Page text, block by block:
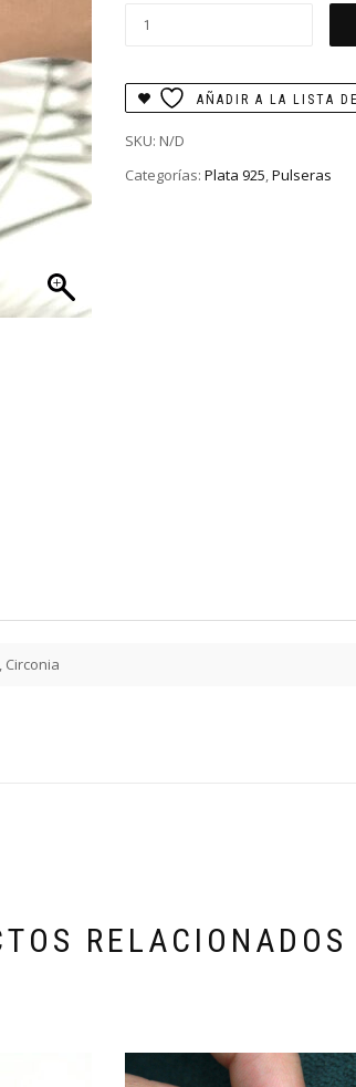
cantidad
AÑADIR A LA LISTA
SKU: N/D
Categorías: Plata 925,Pulseras
Circonia
RELACIONADOS